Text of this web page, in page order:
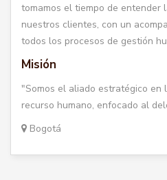
tomamos el tiempo de entender
nuestros clientes, con un
todos los procesos de gestión
Misión
"Somos el aliado estratégico
recurso humano, enfocado al
Bogotá